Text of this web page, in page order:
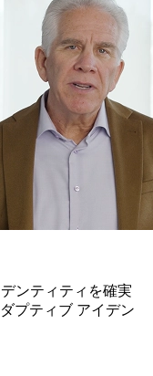
ンティティを確実
プティブ アイデン